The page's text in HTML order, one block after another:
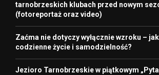
tarnobrzeskich klubach przed nowym
(fotoreportaż oraz video)
Zaćma nie dotyczy wyłącznie wzroku – jak
codzienne życie i samodzielność?
Jezioro Tarnobrzeskie w piątkowym